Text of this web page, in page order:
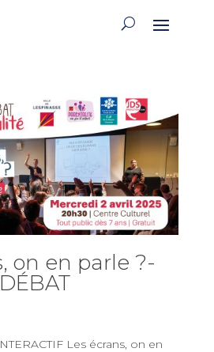
on en parle ?-
Les écrans, on en